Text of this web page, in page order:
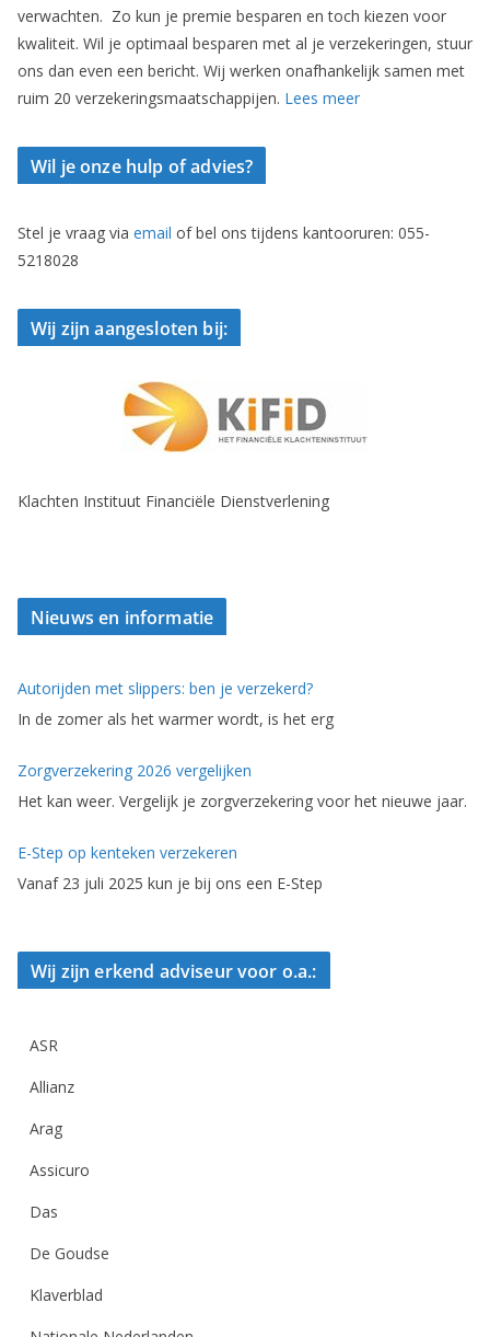
verwachten. Zo kun je premie besparen en toch kiezen voor
kwaliteit. Wil je optimaal besparen met al je verzekeringen, stuur
ons dan even een bericht. Wij werken onafhankelijk samen met
ruim 20 verzekeringsmaatschappijen. Lees meer
Wil je onze hulp of advies?
Stel je vraag via email of bel ons tijdens kantooruren: 055-
5218028
Wij zijn aangesloten bij:
Klachten Instituut Financiële Dienstverlening
Nieuws en informatie
Autorijden met slippers: ben je verzekerd?
In de zomer als het warmer wordt, is het erg
Zorgverzekering 2026 vergelijken
Het kan weer. Vergelijk je zorgverzekering voor het nieuwe jaar.
E-Step op kenteken verzekeren
Vanaf 23 juli 2025 kun je bij ons een E-Step
Wij zijn erkend adviseur voor o.a.:
ASR
Allianz
Arag
Assicuro
Das
De Goudse
Klaverblad